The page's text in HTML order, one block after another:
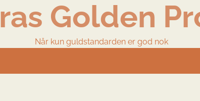
Golden
Når kun guldstandarden er god nok